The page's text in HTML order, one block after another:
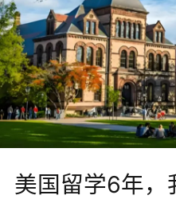
美国留学6年，